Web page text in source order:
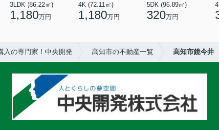
3LDK (86.22㎡)
1,180万円
4K (72.11㎡)
1,180万円
5DK (96.89㎡)
320万円
入の専門家！中央開発 高知市の不動産一覧 高知市鏡今井